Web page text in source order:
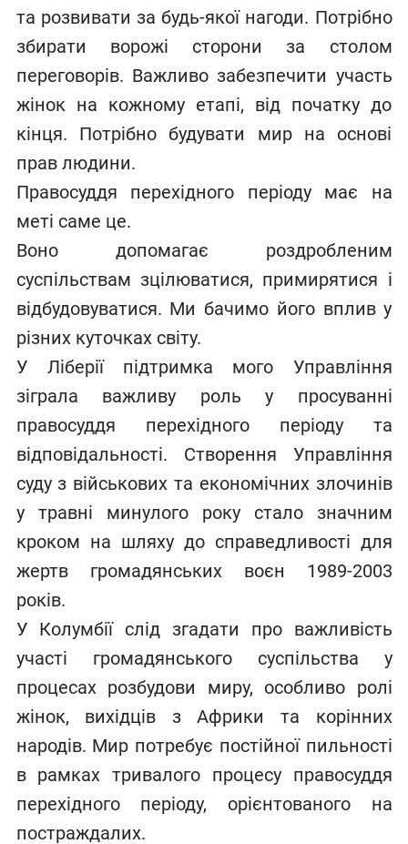
та розвивати за будь-якої нагоди. Потрібно
збирати ворожі сторони за столом
переговорів. Важливо забезпечити участь
жінок на кожному етапі, від початку до
кінця. Потрібно будувати мир на основі
прав людини.
Правосуддя перехідного періоду має на
меті саме це.
Воно допомагає роздробленим
суспільствам зцілюватися, примирятися і
відбудовуватися. Ми бачимо його вплив у
різних куточках світу.
У Ліберії підтримка мого Управління
зіграла важливу роль у просуванні
правосуддя перехідного періоду та
відповідальності. Створення Управління
суду з військових та економічних злочинів
у травні минулого року стало значним
кроком на шляху до справедливості для
жертв громадянських воєн 1989-2003
років.
У Колумбії слід згадати про важливість
участі громадянського суспільства у
процесах розбудови миру, особливо ролі
жінок, вихідців з Африки та корінних
народів. Мир потребує постійної пильності
в рамках тривалого процесу правосуддя
перехідного періоду, орієнтованого на
постраждалих.